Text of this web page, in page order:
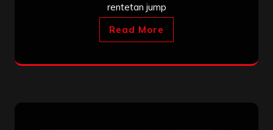
rentetan jump
Read More